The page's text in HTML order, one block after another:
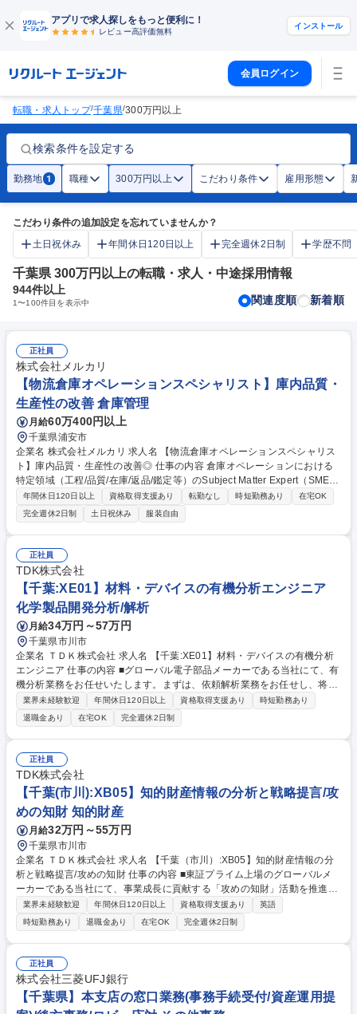
アプリで求人探しをもっと便利に！
レビュー高評価無料
インストール
会員ログイン
転職・求人トップ/千葉県/300万円以上
検索条件を設定する
勤務地 1 職種 300万円以上 こだわり条件 雇用形態
こだわり条件の追加設定を忘れていませんか？
土日祝休み
年間休日120日以上 完全週休2日制 学歴不問
千葉県 300万円以上の転職・求人・中途採用情報
944件以上
1〜100件目を表示中 関連度順 新着順
正社員
株式会社メルカリ
【物流倉庫オペレーションスペシャリスト】庫内品質・
生産性の改善 倉庫管理
月給60万400円以上
千葉県浦安市
企業名 株式会社メルカリ 求人名 【物流倉庫オペレーションスペシャリス
ト】庫内品質・生産性の改善◎ 仕事の内容 倉庫オペレーションにおける
特定領域（工程/品質/在庫/返品/鑑定等）のSubject Matter Expert（SME）
として、現場の事実とデータに基づき、原因特定から改善施策の実装・定
着までを担います。 ■倉庫内オペレーションの運用・改善推進：入荷・保
管・出荷・返品・検品/鑑定等の庫内プロセスにおける、安定稼働の維持と
ボトルネック解消 ■3PLとの協働による改善の実装・定着：3PL現場責任
者/リーダーと連携し、品質・納期・生産性の課題を特定→対策→定着まで
推進■インシデント対応・再発防止■標準化(SOP/教育/監査)を“使われる
形”にする ■WMS等のシステム活用と現場運用の接続など 募集職種 【物流
倉庫オペレーションスペシャリスト】庫内品質・生産性の改善◎
年間休日120日以上 資格取得支援あり 転勤なし 時短勤務あり
在宅OK
完全週休2日制
土日祝休み 服装自由
正社員
TDK株式会社
【千葉:XE01】材料・デバイスの有機分析エンジニア
化学製品開発分析/解析
月給34万円～57万円
千葉県市川市
企業名 ＴＤＫ株式会社 求人名 【千葉:XE01】材料・デバイスの有機分析
エンジニア 仕事の内容 ■グローバル電子部品メーカーである当社にて、有
機分析業務をお任せいたします。まずは、依頼解析業務をお任せし、将来
的には課題解決のプロジェクトの推進やマネジメント業務をお任せしま
す。 【業務内容】■分光分析技術（FT-IR、Raman等）を用いたTDK全社
の材料・デバイスの評価・解析業務 ■有機構造解析技術（GC、GC/MS、L
C、LC/MS、NMR、ToF-SIMS等）を用いたTDK全社の材料・デバイスの
評価・解析業務 【組織ミッション】■評価解析技術を用いて顧客をサポー
トする。 ■評価解析のベンチマーク/ロードマップを整備し、顧客に貢献で
きる「見えないものを見えるようにする」先端技術を開発する。 募集職種
【千葉:XE01】材料・デバイスの有機分析エンジニア
業界未経験歓迎 年間休日120日以上 資格取得支援あり
時短勤務あり
退職金あり
在宅OK 完全週休2日制
正社員
TDK株式会社
【千葉(市川):XB05】知的財産情報の分析と戦略提言/攻
めの知財 知的財産
月給32万円～55万円
千葉県市川市
企業名 ＴＤＫ株式会社 求人名 【千葉（市川）:XB05】知的財産情報の分
析と戦略提言/攻めの知財 仕事の内容 ■東証プライム上場のグローバルメ
ーカーである当社にて、事業成長に貢献する「攻めの知財」活動を推進し
ていただきます。IPランドスケープ（IPL）等を用いた知財情報の分析・
戦略立案を行っていただきます。 【具体的には】■IP情報（特許出願動向
など）の分析と可視化 ■ターゲット企業や技術のマクロ知財分析 ■IPラン
ドスケープの作成 ■IP情報やIPランドスケープ等のIPインテリジェンスの
事業部門への提示/提案 ■AI等の先端技術を活用した知財業務の効率化・高
度化の検討および導入 ★まず国内事業部門の知財分析と提言から業務をお
任せし、将来的には海外子会社を含むグローバルな知財戦略の分析と提言
をお任せ 募集職種 【千葉（市川）:XB05】知的財産情報の分析と戦略提
業界未経験歓迎 年間休日120日以上 資格取得支援あり
英語
時短勤務あり
退職金あり 在宅OK 完全週休2日制
正社員
株式会社三菱UFJ銀行
【千葉県】本支店の窓口業務(事務手続受付/資産運用提